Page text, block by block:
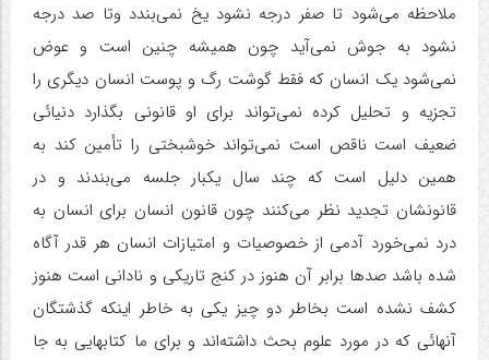
ملاحظه می‌شود تا صفر درجه نشود یخ نمی‌بندد وتا صد درجه
نشود به جوش نمی‌آید چون همیشه چنین است و عوض
نمی‌شود یک انسان که فقط گوشت رگ و پوست انسان دیگری را
تجزیه و تحلیل کرده نمی‌تواند برای او قانونی بگذارد دنیائی
ضعیف است ناقص است نمی‌تواند خوشبختی را تأمین کند به
همین دلیل است که چند سال یکبار جلسه می‌بندند و در
قانونشان تجدید نظر می‌کنند چون قانون انسان برای انسان به
درد نمی‌خورد آدمی از خصوصیات و امتیازات انسان هر قدر آگاه
شده باشد صدها برابر آن هنوز در کنج تاریکی و نادانی است هنوز
کشف نشده است بخاطر دو چیز یکی به خاطر اینکه گذشتگان
آنهائی که در مورد علوم بحث داشته‌اند و برای ما کتابهایی به جا